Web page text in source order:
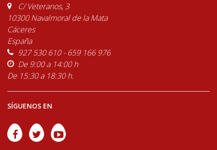
C/ Veteranos, 3
10300 Navalmoral de la Mata
Cáceres
España
927 530 610 - 659 166 976
De 9:00 a 14:00 h
De 15:30 a 18:30 h.
SÍGUENOS EN